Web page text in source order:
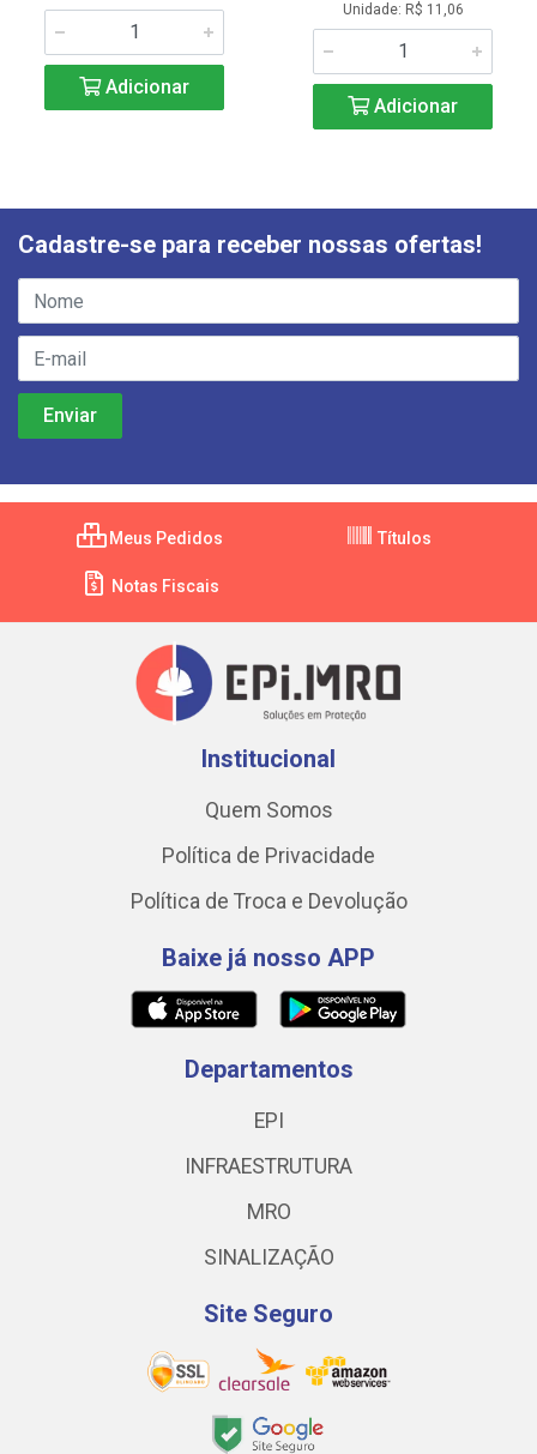
Adicionar
Unidade: R$ 11,06
Adicionar
Cadastre-se para receber nossas ofertas!
Meus Pedidos Títulos
Notas Fiscais
Institucional
Quem Somos
Política de Privacidade
Política de Troca e Devolução
Baixe já nosso APP
Departamentos
EPI
INFRAESTRUTURA
MRO
SINALIZAÇÃO
Site Seguro